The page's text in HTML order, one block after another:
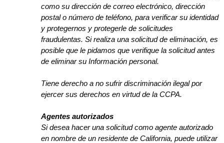
como su dirección de correo electrónico, dirección
postal o número de teléfono, para verificar su identidad
y protegernos y protegerle de solicitudes
fraudulentas. Si realiza una solicitud de eliminación, es
posible que le pidamos que verifique la solicitud antes
de eliminar su Información personal.
Tiene derecho a no sufrir discriminación ilegal por
ejercer sus derechos en virtud de la CCPA.
Agentes autorizados
Si desea hacer una solicitud como agente autorizado
en nombre de un residente de California, puede utilizar